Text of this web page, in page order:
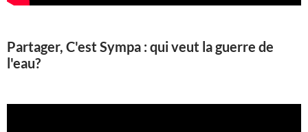
Partager, C'est Sympa : qui veut la guerre de
l'eau?